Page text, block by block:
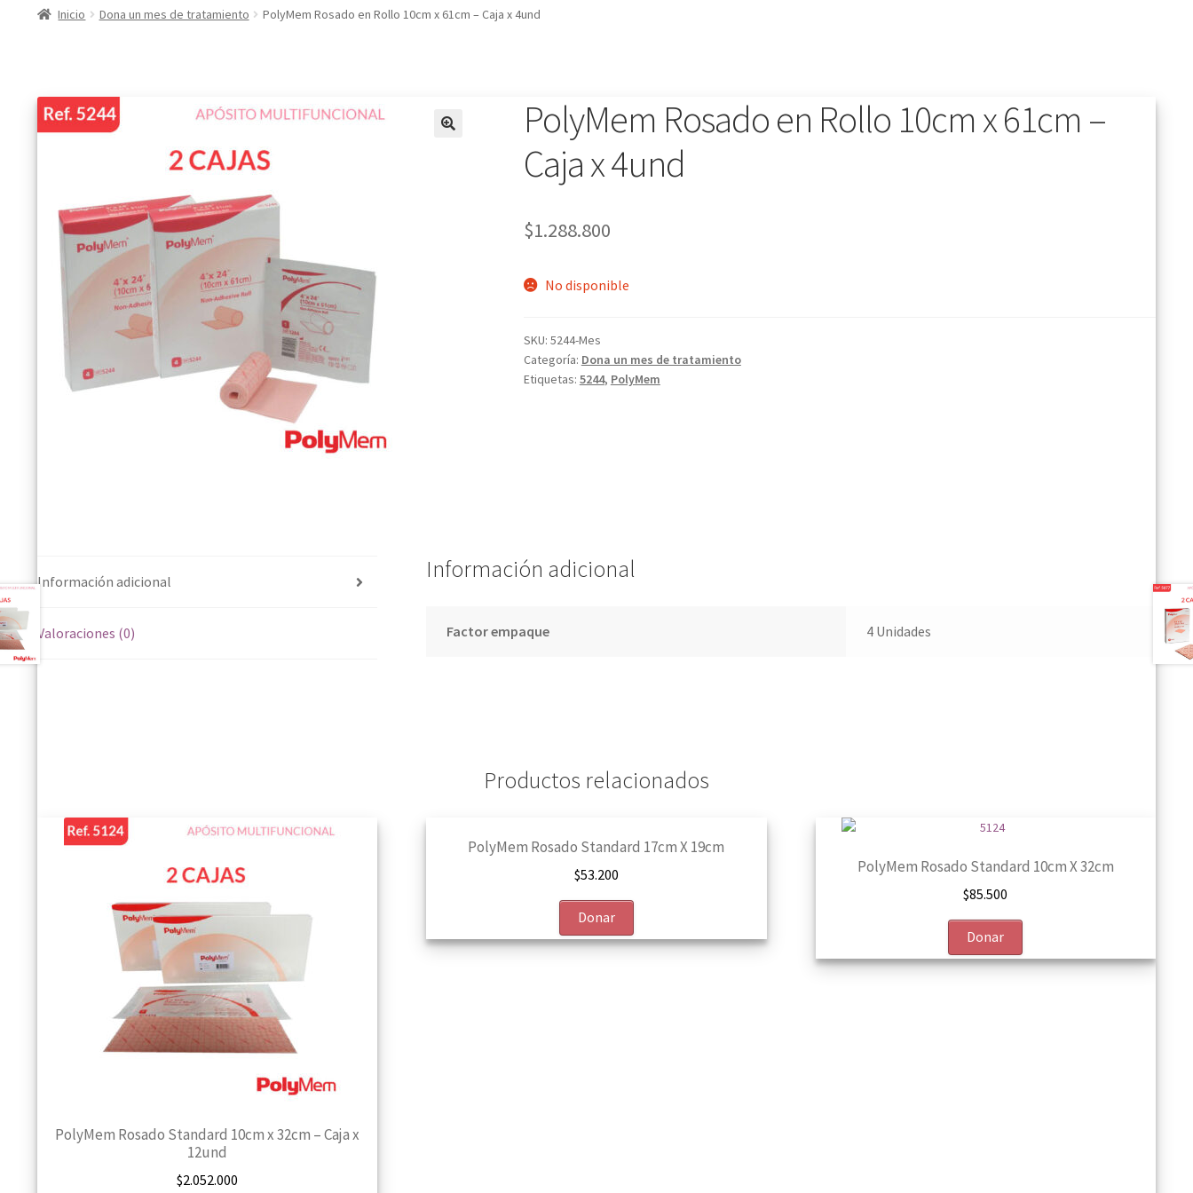
Inicio Dona un mes de tratamiento PolyMem Rosado en Rollo 10cm x 61cm – Caja x 4und
PolyMem Rosado en Rollo 10cm x 61cm –
Caja x 4und
$1.288.800
No disponible
SKU: 5244-Mes
Categoría: Dona un mes de tratamiento
Etiquetas: 5244, PolyMem
Información adicional
Valoraciones (0)
Información adicional
Factor empaque 4 Unidades
Productos relacionados
PolyMem Rosado Standard 10cm x 32cm – Caja x
12und
$2.052.000
PolyMem Rosado Standard 17cm X 19cm
$53.200
Donar
PolyMem Rosado Standard 10cm X 32cm
$85.500
Donar